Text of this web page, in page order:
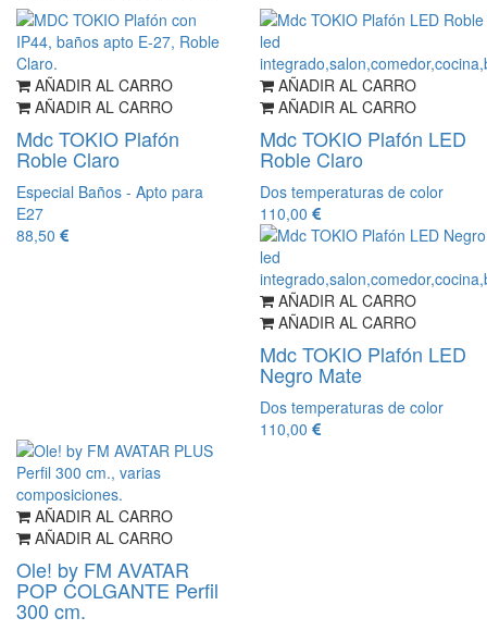
AÑADIR AL CARRO
AÑADIR AL CARRO
Mdc TOKIO Plafón
Roble Claro
Especial Baños - Apto para
E27
88,50
AÑADIR AL CARRO
AÑADIR AL CARRO
Mdc TOKIO Plafón LED
Roble Claro
Dos temperaturas de color
110,00
AÑADIR AL CARRO
AÑADIR AL CARRO
Mdc TOKIO Plafón LED
Negro Mate
Dos temperaturas de color
110,00
AÑADIR AL CARRO
AÑADIR AL CARRO
Ole! by FM AVATAR
POP COLGANTE Perfil
300 cm.